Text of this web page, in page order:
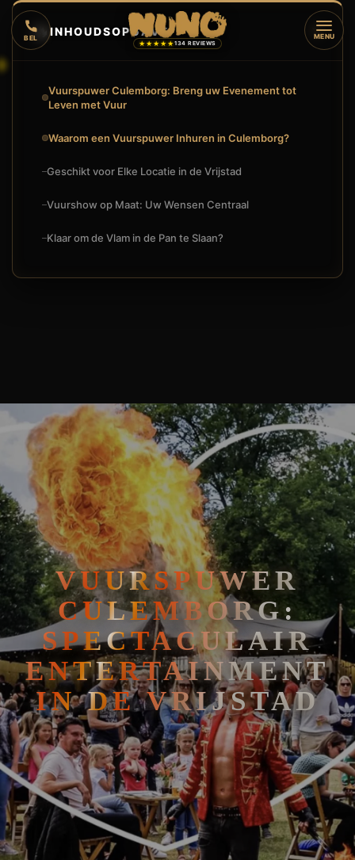
BEL
★★★★★134 REVIEWS
MENU
🐍REPTIELENSHOW
🔥INHOUDSOPGAVE ▼
Vuurspuwer Culemborg: Breng uw Evenement tot
Leven met Vuur
Waarom een Vuurspuwer Inhuren in Culemborg?
Geschikt voor Elke Locatie in de Vrijstad
Vuurshow op Maat: Uw Wensen Centraal
Klaar om de Vlam in de Pan te Slaan?
VUURSPUWER
CULEMBORG:
SPECTACULAIR
ENTERTAINMENT
IN DE VRIJSTAD